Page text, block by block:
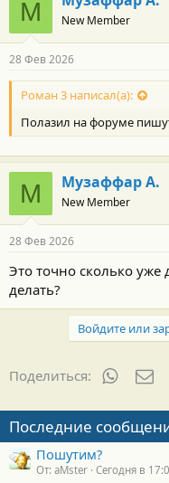
М New Member
28 Фев 2026
Роман 3 написал(а):
Полазил на форуме
М Музаффар А.
New Member
28 Фев 2026
Это точно сколько уже
делать?
Войдите или
Поделиться:
Последние
Пошутим?
От: aMster Сегодня в